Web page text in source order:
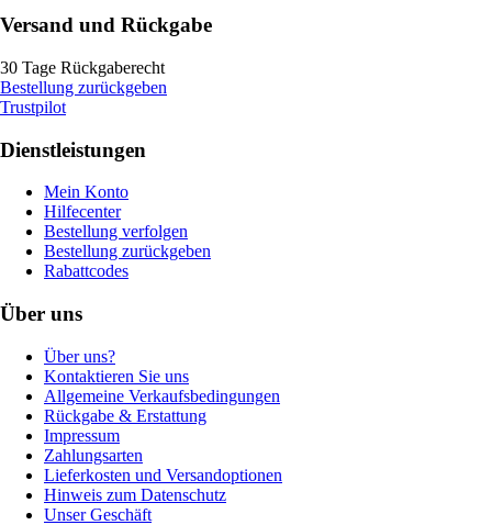
Versand und Rückgabe
30 Tage Rückgaberecht
Bestellung zurückgeben
Trustpilot
Dienstleistungen
Mein Konto
Hilfecenter
Bestellung verfolgen
Bestellung zurückgeben
Rabattcodes
Über uns
Über uns?
Kontaktieren Sie uns
Allgemeine Verkaufsbedingungen
Rückgabe & Erstattung
Impressum
Zahlungsarten
Lieferkosten und Versandoptionen
Hinweis zum Datenschutz
Unser Geschäft